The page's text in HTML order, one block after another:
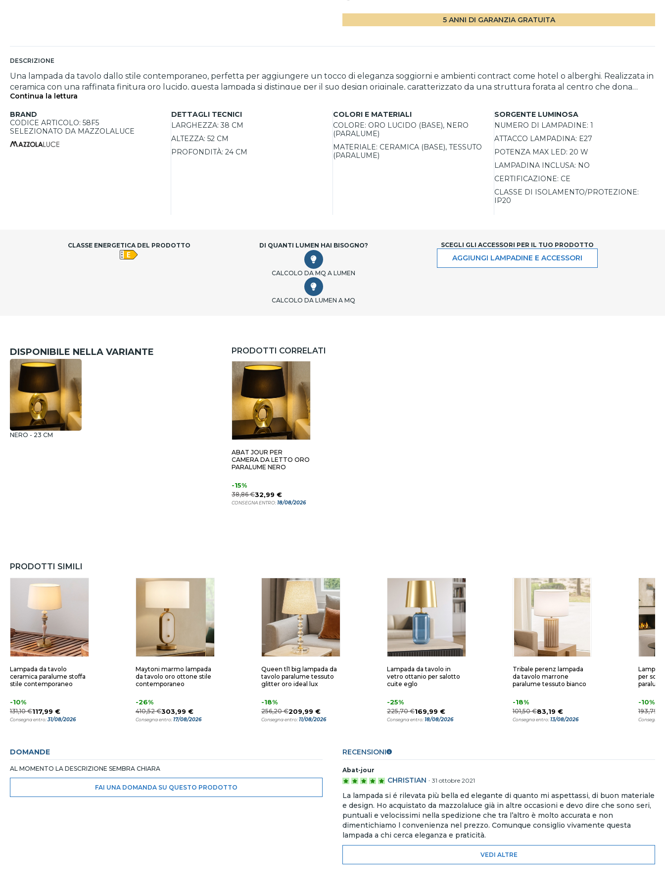
5 ANNI DI GARANZIA GRATUITA
DESCRIZIONE
Una lampada da tavolo dallo stile contemporaneo, perfetta per aggiungere un tocco di eleganza soggiorni e ambienti contract come hotel o alberghi. Realizzata in
ceramica con una raffinata finitura oro lucido, questa lampada si distingue per il suo design originale, caratterizzato da una struttura forata al centro che dona
leggerezza e modernità alla composizione. Il paralume in tessuto nero crea un piacevole contrasto con la base dorata, garantendo un'illuminazione diffusa e
accogliente. Il portalampada con attacco E27 consente di utilizzare qualsiasi lampadina LED a risparmio energetico, permettendo di scegliere la potenza e la
tonalità di luce più adatta alle proprie esigenze. Questa lampada da comò non è solo un complemento d’arredo decorativo, ma anche una soluzione
illuminotecnica funzionale, offerta a un prezzo vantaggioso. Facile da abbinare a diversi stili d’arredamento, si inserisce perfettamente sia in contesti moderni che
classici. Un prodotto di qualità, progettato per illuminare con stile e praticità.
Continua la lettura
BRAND
CODICE ARTICOLO: 58F5
SELEZIONATO DA MAZZOLALUCE
DETTAGLI TECNICI
LARGHEZZA: 38 CM
ALTEZZA: 52 CM
PROFONDITÀ: 24 CM
COLORI E MATERIALI
COLORE: ORO LUCIDO (BASE), NERO
(PARALUME)
MATERIALE: CERAMICA (BASE), TESSUTO
(PARALUME)
SORGENTE LUMINOSA
NUMERO DI LAMPADINE: 1
ATTACCO LAMPADINA: E27
POTENZA MAX LED: 20 W
LAMPADINA INCLUSA: NO
CERTIFICAZIONE: CE
CLASSE DI ISOLAMENTO/PROTEZIONE:
IP20
CLASSE ENERGETICA DEL PRODOTTO DI QUANTI LUMEN HAI BISOGNO?
CALCOLO DA MQ A LUMEN
CALCOLO DA LUMEN A MQ
SCEGLI GLI ACCESSORI PER IL TUO PRODOTTO
AGGIUNGI LAMPADINE E ACCESSORI
DISPONIBILE NELLA VARIANTE
NERO - 23 CM
PRODOTTI CORRELATI
ABAT JOUR PER
CAMERA DA LETTO ORO
PARALUME NERO
-15%
38,86 €32,99 €
CONSEGNA ENTRO:18/08/2026
PRODOTTI SIMILI
Lampada da tavolo
ceramica paralume stoffa
stile contemporaneo
-10%
131,10 €117,99 €
Consegna entro:31/08/2026
Maytoni marmo lampada
da tavolo oro ottone stile
contemporaneo
-26%
410,52 €303,99 €
Consegna entro:17/08/2026
Queen tl1 big lampada da
tavolo paralume tessuto
glitter oro ideal lux
-18%
256,20 €209,99 €
Consegna entro:11/08/2026
Lampada da tavolo in
vetro ottanio per salotto
cuite eglo
-25%
225,70 €169,99 €
Consegna entro:18/08/2026
Tribale perenz lampada
da tavolo marrone
paralume tessuto bianco
-18%
101,50 €83,19 €
Consegna entro:13/08/2026
per
-10%
193,79 €
Consegna
DOMANDE
AL MOMENTO LA DESCRIZIONE SEMBRA CHIARA
FAI UNA DOMANDA SU QUESTO PRODOTTO
RECENSIONI
Abat-jour
CHRISTIAN · 31 ottobre 2021
La lampada si é rilevata più bella ed elegante di quanto mi aspettassi, di buon materiale
e design. Ho acquistato da mazzolaluce già in altre occasioni e devo dire che sono seri,
puntuali e velocissimi nella spedizione che tra l’altro è molto accurata e non
dimentichiamo l convenienza nel prezzo. Comunque consiglio vivamente questa
lampada a chi cerca eleganza e praticità.
VEDI ALTRE